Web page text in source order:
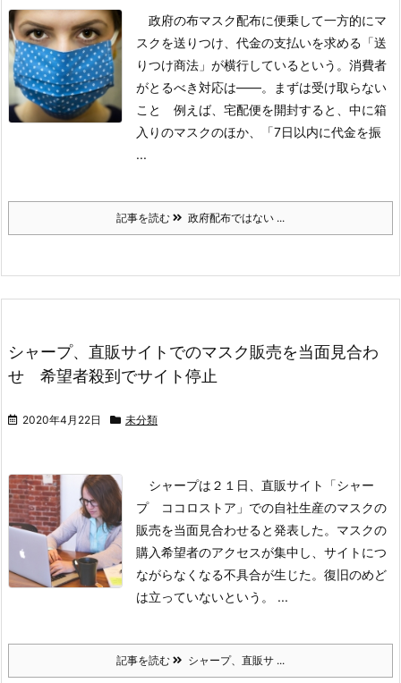
政府の布マスク配布に便乗して一方的にマ
スクを送りつけ、代金の支払いを求める「送
りつけ商法」が横行しているという。消費者
がとるべき対応は――。まずは受け取らない
こと 例えば、宅配便を開封すると、中に箱
入りのマスクのほか、「7日以内に代金を振
...
記事を読む 政府配布ではない ...
シャープ、直販サイトでのマスク販売を当面見合わ
せ 希望者殺到でサイト停止
2020年4月22日 未分類
シャープは２１日、直販サイト「シャー
プ ココロストア」での自社生産のマスクの
販売を当面見合わせると発表した。マスクの
購入希望者のアクセスが集中し、サイトにつ
ながらなくなる不具合が生じた。復旧のめど
は立っていないという。
...
記事を読む シャープ、直販サ ...